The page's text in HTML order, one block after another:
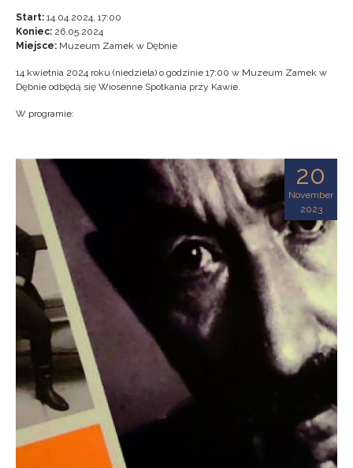
Start: 14.04.2024, 17:00
Koniec: 26.05.2024
Miejsce: Muzeum Zamek w Dębnie
14 kwietnia 2024 roku (niedziela) o godzinie 17:00 w Muzeum Zamek w
Dębnie odbędą się Wiosenne Spotkania przy Kawie.
W programie:
20
November
2023